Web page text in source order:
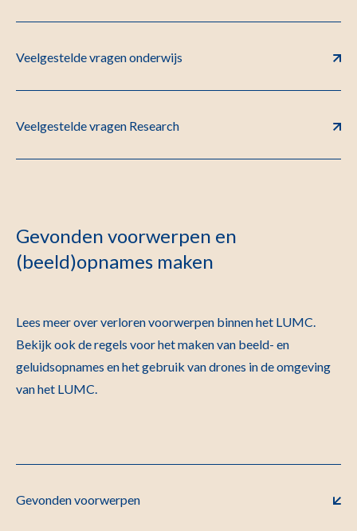
Veelgestelde vragen onderwijs
Veelgestelde vragen Research
Gevonden voorwerpen en
(beeld)opnames maken
Lees meer over verloren voorwerpen binnen het LUMC.
Bekijk ook de regels voor het maken van beeld- en
geluidsopnames en het gebruik van drones in de omgeving
van het LUMC.
Gevonden voorwerpen